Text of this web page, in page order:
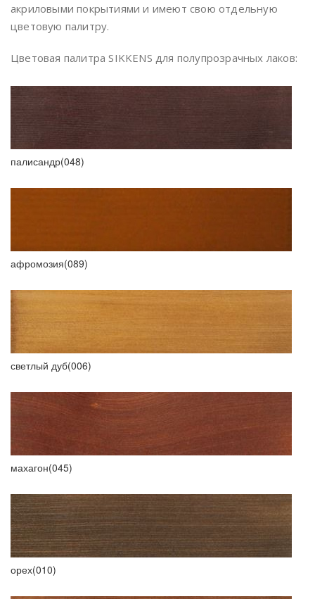
акриловыми покрытиями и имеют свою отдельную
цветовую палитру.
Цветовая палитра SIKKENS для полупрозрачных лаков:
палисандр(048)
афромозия(089)
светлый дуб(006)
махагон(045)
орех(010)